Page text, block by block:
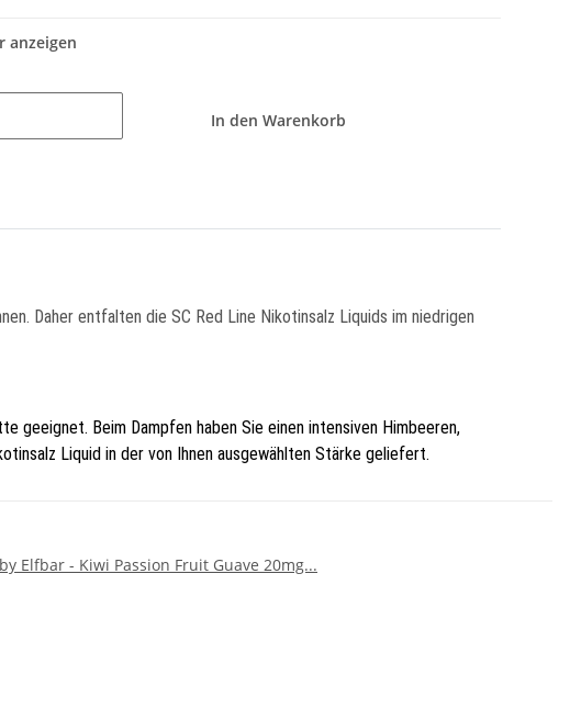
anzeigen
In den Warenkorb
Daher entfalten die SC Red Line Nikotinsalz Liquids im niedrigen
geeignet. Beim Dampfen haben Sie einen intensiven Himbeeren,
Liquid in der von Ihnen ausgewählten Stärke geliefert.